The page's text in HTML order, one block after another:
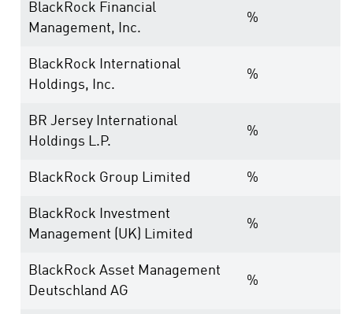
BlackRock Financial
Management, Inc.
%
BlackRock International
Holdings, Inc.
%
BR Jersey International
Holdings L.P.
%
BlackRock Group Limited %
BlackRock Investment
Management (UK) Limited
%
BlackRock Asset Management
Deutschland AG
%